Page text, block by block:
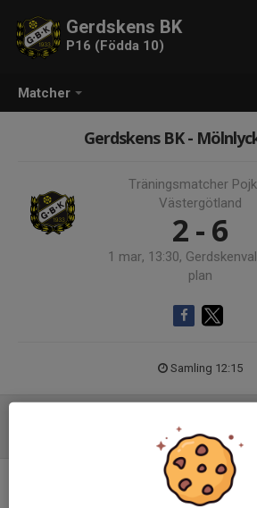
Matcher
Gerdskens BK
P16 (Födda 10)
Gerdskens BK -
Träningsmatcher
Västergötland
2 - 6
1 mar, 13:30,
plan
Samling 12:15
Ingen uppställning